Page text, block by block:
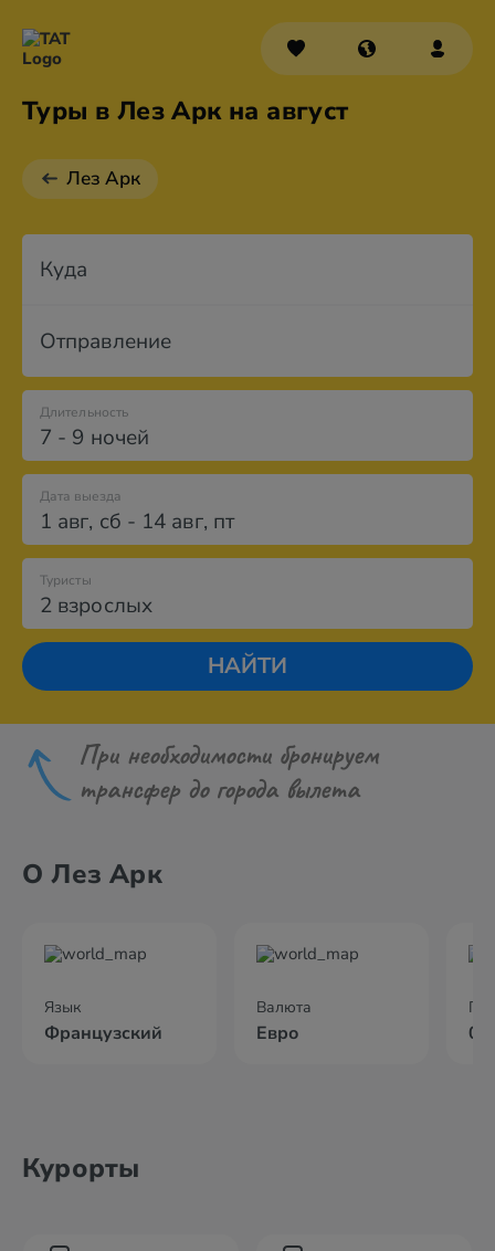
Туры в Лез Арк на август
Лез Арк
Куда
Отправление
7 - 9 ночей
Длительность
Дата выезда
1 авг, сб - 14 авг, пт
2 взрослых
Туристы
НАЙТИ
При необходимости бронируем
трансфер до города вылета
О Лез Арк
Язык
Французский
Валюта
Евро
Курорты